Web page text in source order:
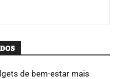
de bem-estar mais